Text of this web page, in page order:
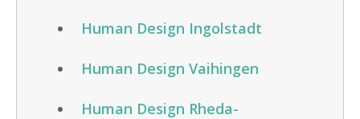
Human Design Ingolstadt
Human Design Vaihingen
Human Design Rheda-